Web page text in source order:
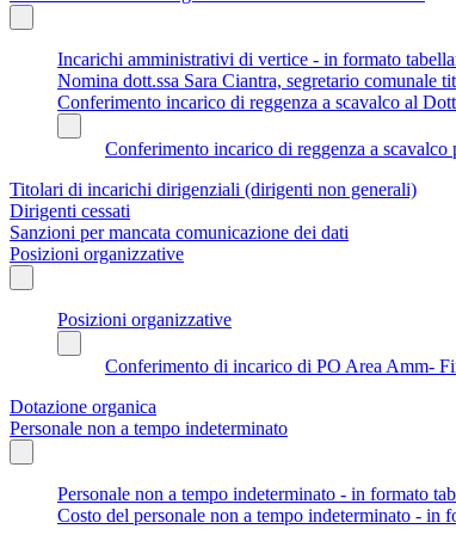
Incarichi amministrativi di vertice - in formato
Nomina dott.ssa Sara Ciantra, segretario comunale
Conferimento incarico di reggenza a scavalco al
Conferimento incarico di reggenza a
Titolari di incarichi dirigenziali (dirigenti non generali)
Dirigenti cessati
Sanzioni per mancata comunicazione dei dati
Posizioni organizzative
Posizioni organizzative
Conferimento di incarico di PO Area Amm-
Dotazione organica
Personale non a tempo indeterminato
Personale non a tempo indeterminato - in formato
Costo del personale non a tempo indeterminato - in